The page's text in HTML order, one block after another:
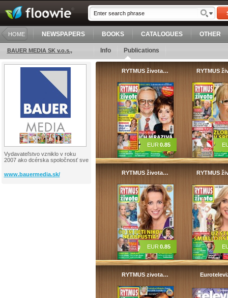
HOME NEWSPAPERS BOOKS CATALOGUES OTHER
BAUER MEDIA SK v.o.s., Info Publications
Vydavateľstvo vzniklo v roku
2007 ako dcérska spoločnosť sve
www.bauermedia.sk/
RYTMUS života…
EUR 0.85
RYTMUS
RYTMUS života…
EUR 0.85
RYTMUS
RYTMUS zivota…